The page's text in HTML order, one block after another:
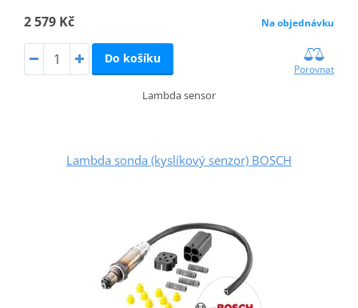
2 579 Kč Na objednávku
Do košíku
Porovnat
Lambda sensor
Lambda sonda (kyslíkový senzor) BOSCH